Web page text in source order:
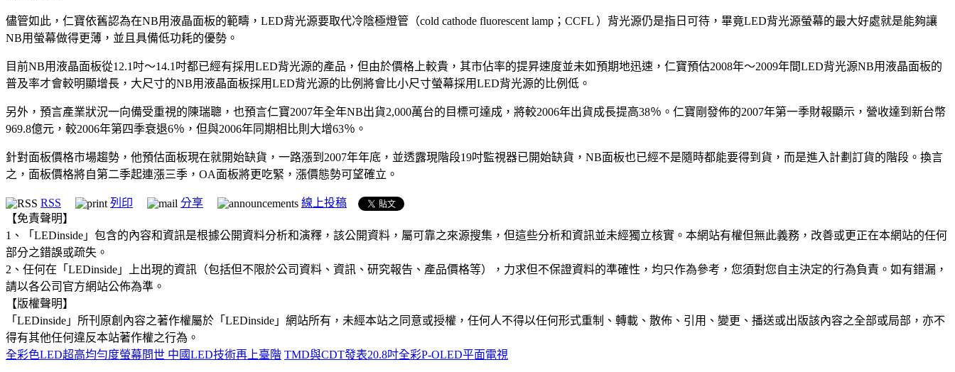
儘管如此，仁寶依舊認為在NB用液晶面板的範疇，LED背光源要取代冷陰極燈管（cold cathode fluorescent lamp；CCFL ）背光源仍是指日可待，畢竟LED背光源螢幕的最大好處就是能夠讓
NB用螢幕做得更薄，並且具備低功耗的優勢。
目前NB用液晶面板從12.1吋～14.1吋都已經有採用LED背光源的產品，但由於價格上較貴，其市佔率的提昇速度並未如預期地迅速，仁寶預估2008年～2009年間LED背光源NB用液晶面板的
普及率才會較明顯增長，大尺寸的NB用液晶面板採用LED背光源的比例將會比小尺寸螢幕採用LED背光源的比例低。
另外，預言產業狀況一向備受重視的陳瑞聰，也預言仁寶2007年全年NB出貨2,000萬台的目標可達成，將較2006年出貨成長提高38％。仁寶剛發佈的2007年第一季財報顯示，營收達到新台幣
969.8億元，較2006年第四季衰退6％，但與2006年同期相比則大增63％。
針對面板價格市場趨勢，他預估面板現在就開始缺貨，一路漲到2007年年底，並透露現階段19吋監視器已開始缺貨，NB面板也已經不是隨時都能要得到貨，而是進入計劃訂貨的階段。換言
之，面板價格將自第二季起連漲三季，OA面板將更吃緊，漲價態勢可望確立。
RSS 列印 分享
線上投稿
【免責聲明】
1、「LEDinside」包含的內容和資訊是根據公開資料分析和演釋，該公開資料，屬可靠之來源搜集，但這些分析和資訊並未經獨立核實。本網站有權但無此義務，改善或更正在本網站的任何
部分之錯誤或疏失。
2、任何在「LEDinside」上出現的資訊（包括但不限於公司資料、資訊、研究報告、產品價格等），力求但不保證資料的準確性，均只作為參考，您須對您自主決定的行為負責。如有錯漏，
請以各公司官方網站公佈為準。
【版權聲明】
「LEDinside」所刊原創內容之著作權屬於「LEDinside」網站所有，未經本站之同意或授權，任何人不得以任何形式重制、轉載、散佈、引用、變更、播送或出版該內容之全部或局部，亦不
得有其他任何違反本站著作權之行為。
全彩色LED超高均勻度螢幕問世 中國LED技術再上臺階 TMD與CDT發表20.8吋全彩P-OLED平面電視